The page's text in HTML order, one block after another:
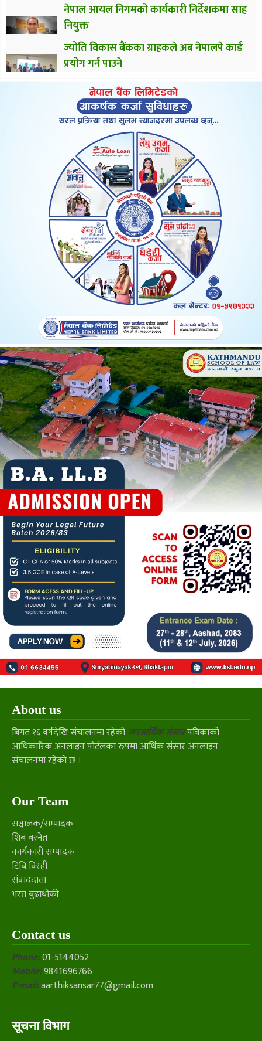
नेपाल आयल निगमको कार्यकारी निर्देशकमा साह
नियुक्त
ज्योति विकास बैंकका ग्राहकले अब नेपालपे कार्ड
प्रयोग गर्न पाउने
About us
बिगत १६ वर्षदेखि संचालनमा रहेकोजनआर्थिक संसारपत्रिकाको
आधिकारिक अनलाइन पोर्टलका रुपमा आर्थिक संसार अनलाइन
संचालनमा रहेको छ ।
Our Team
सञ्चालक/सम्पादक
शिब बस्नेत
कार्यकारी सम्पादक
टिबि विरही
संवाददाता
भरत बुढाथोकी
Contact us
Phone:01-5144052
Mobile:9841696766
E-mail:aarthiksansar77@gmail.com
सूचना विभाग